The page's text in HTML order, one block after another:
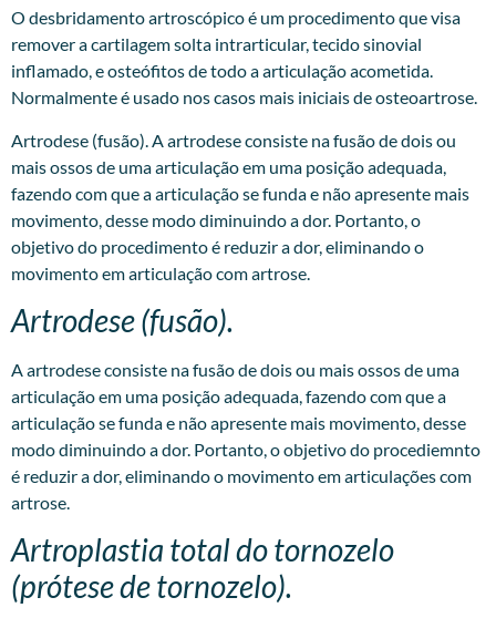
O desbridamento artroscópico é um procedimento que visa
remover a cartilagem solta intrarticular, tecido sinovial
inflamado, e osteófitos de todo a articulação acometida.
Normalmente é usado nos casos mais iniciais de osteoartrose.
Artrodese (fusão). A artrodese consiste na fusão de dois ou
mais ossos de uma articulação em uma posição adequada,
fazendo com que a articulação se funda e não apresente mais
movimento, desse modo diminuindo a dor. Portanto, o
objetivo do procedimento é reduzir a dor, eliminando o
movimento em articulação com artrose.
Artrodese (fusão).
A artrodese consiste na fusão de dois ou mais ossos de uma
articulação em uma posição adequada, fazendo com que a
articulação se funda e não apresente mais movimento, desse
modo diminuindo a dor. Portanto, o objetivo do procediemnto
é reduzir a dor, eliminando o movimento em articulações com
artrose.
Artroplastia total do tornozelo
(prótese de tornozelo).